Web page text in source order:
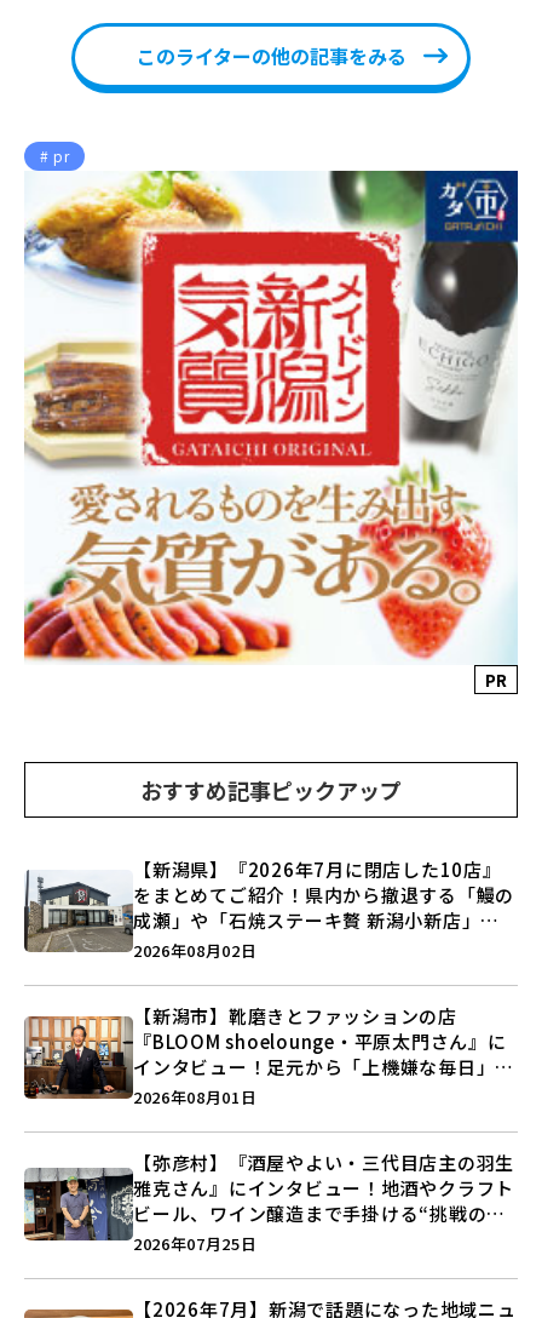
このライターの他の記事をみる
pr
PR
おすすめ記事ピックアップ
【新潟県】『2026年7月に閉店した10店』
をまとめてご紹介！県内から撤退する「鰻の
成瀬」や「石焼ステーキ贅 新潟小新店」が
営業に幕…。
2026年08月02日
【新潟市】靴磨きとファッションの店
『BLOOM shoelounge・平原太門さん』に
インタビュー！足元から「上機嫌な毎日」を
つくる装いの提案とは？
2026年08月01日
【弥彦村】『酒屋やよい・三代目店主の羽生
雅克さん』にインタビュー！地酒やクラフト
ビール、ワイン醸造まで手掛ける“挑戦の歴
史”に迫る♪
2026年07月25日
【2026年7月】新潟で話題になった地域ニュ